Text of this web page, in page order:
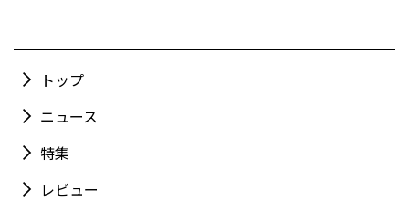
トップ
ニュース
特集
レビュー